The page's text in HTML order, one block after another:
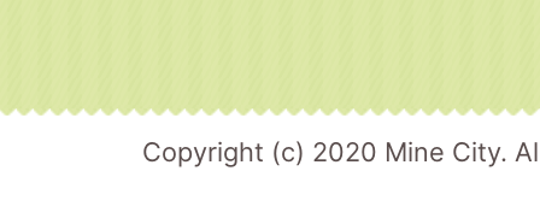
Copyright (c) 2020 Mine City.